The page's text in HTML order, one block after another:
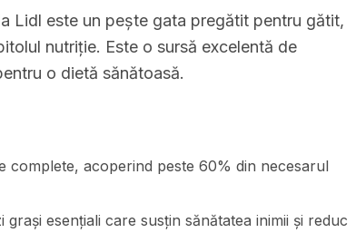
Lidl este un pește gata pregătit pentru gătit,
nutriție. Este o sursă excelentă de
o dietă sănătoasă.
complete, acoperind peste 60% din necesarul
esențiali care susțin sănătatea inimii și reduc